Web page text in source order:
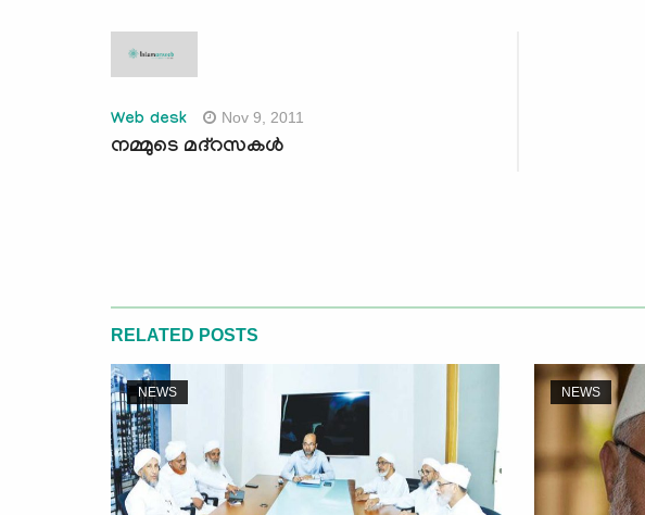
Web desk Nov 9, 2011
നമ്മുടെ മദ്‌റസകള്‍
RELATED POSTS
NEWS NEWS